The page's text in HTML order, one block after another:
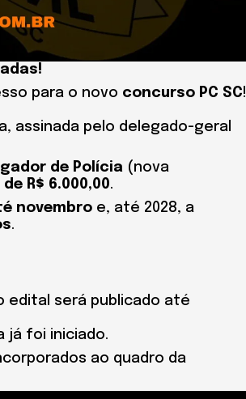
para o novo concurso PC SC!
assinada pelo delegado-geral
de Polícia (nova
R$ 6.000,00.
novembro e, até 2028, a
.
edital será publicado até
já foi iniciado.
ao quadro da